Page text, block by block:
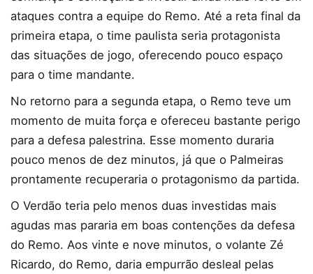
ataques contra a equipe do Remo. Até a reta final da
primeira etapa, o time paulista seria protagonista
das situações de jogo, oferecendo pouco espaço
para o time mandante.
No retorno para a segunda etapa, o Remo teve um
momento de muita força e ofereceu bastante perigo
para a defesa palestrina. Esse momento duraria
pouco menos de dez minutos, já que o Palmeiras
prontamente recuperaria o protagonismo da partida.
O Verdão teria pelo menos duas investidas mais
agudas mas pararia em boas contenções da defesa
do Remo. Aos vinte e nove minutos, o volante Zé
Ricardo, do Remo, daria empurrão desleal pelas